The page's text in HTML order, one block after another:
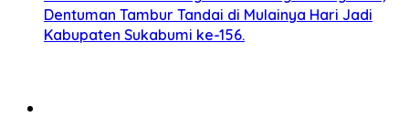
Dentuman Tambur Tandai di Mulainya Hari Jadi
Kabupaten Sukabumi ke-156.